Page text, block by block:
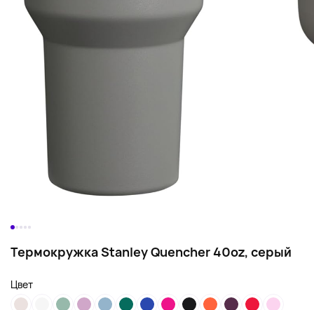
Термокружка Stanley Quencher 40oz, серый
Цвет